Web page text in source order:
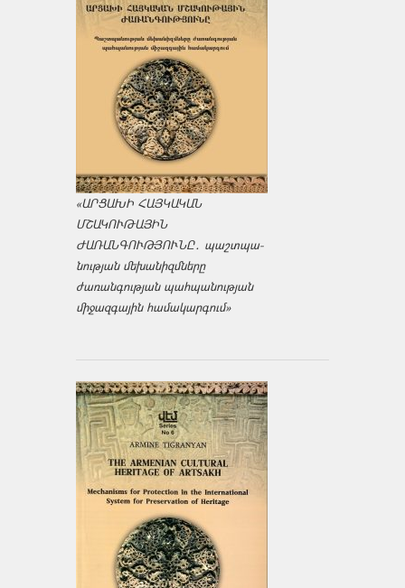
«ԱՐՑԱԽԻ ՀԱՅԿԱԿԱՆ
ՄՇԱԿՈՒԹԱՅԻՆ
ԺԱՌԱՆԳՈՒԹՅՈՒՆԸ․ պաշտպա­
նության մեխանիզմները
ժառանգության պահպանության
միջազ­գային համակարգում»